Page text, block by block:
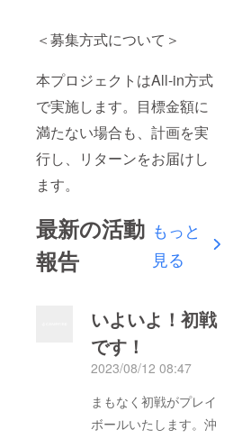
＜募集方式について＞
本プロジェクトはAll-in方式
で実施します。目標金額に
満たない場合も、計画を実
行し、リターンをお届けし
ます。
最新の活動
報告
もっと
見る
いよいよ！初戦
です！
2023/08/12 08:47
まもなく初戦がプレイ
ボールいたします。沖